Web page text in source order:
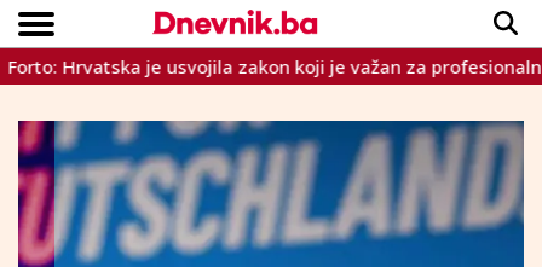
VIJESTI
SPORT
INTERVIEW
TEME
CRNA KRONIKA
LIFESTYLE
Copyright © Dnevnik.ba 2023.
je usvojila zakon koji je važan za profesionalne